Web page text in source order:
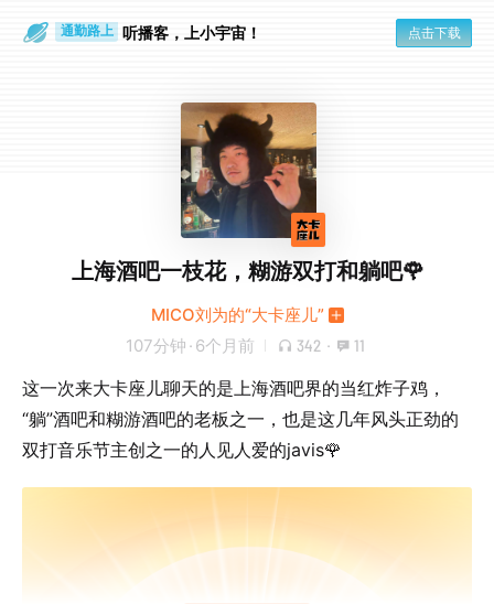
通勤路上 听播客，上小宇宙！ 点击下载
上海酒吧一枝花，糊游双打和躺吧🌹
MICO刘为的“大卡座儿”
107分钟 · 6个月前 342 · 11
这一次来大卡座儿聊天的是上海酒吧界的当红炸子鸡，
“躺”酒吧和糊游酒吧的老板之一，也是这几年风头正劲的
双打音乐节主创之一的人见人爱的javis🌹